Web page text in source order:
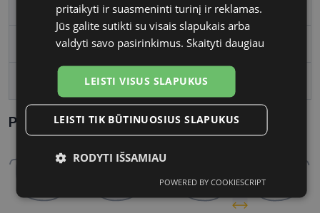
Vartotojų grupė Vyrams
Lęšio plotis 55
Tarpnosės plotis, mm 17
Parametrai Kaip sužinoti savo akinių dydį?
pritaikyti ir suasmeninti turinį ir reklamas.
Jūs galite sutikti su visais slapukais arba
valdyti savo pasirinkimus. Skaityti daugiau
LEISTI VISUS SLAPUKUS
LEISTI TIK BŪTINUOSIUS SLAPUKUS
RODYTI IŠSAMIAU
slapukai
Statistikos
slapukai
Rinkodaros
slapukai
POWERED BY COOKIESCRIPT